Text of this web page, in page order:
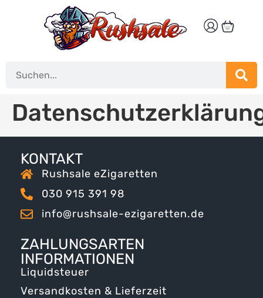
KONTAKT
Rushsale eZigaretten
030 915 391 98
info@rushsale-ezigaretten.de
ZAHLUNGSARTEN
INFORMATIONEN
Liquidsteuer
Versandkosten & Lieferzeit